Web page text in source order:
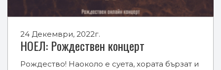
24 Декември, 2022г.
НОЕЛ: Рождествен концерт
Рождество! Наоколо е суета, хората бързат и